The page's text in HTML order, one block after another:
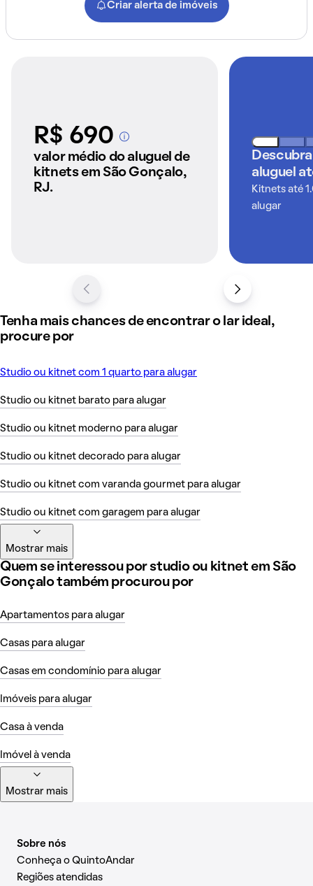
Criar alerta de imóveis
R$ 690A partir dos imóveis
anunciados pelo
QuintoAndar
valor médio do aluguel de
kitnets em São Gonçalo,
RJ.
aluguel
Kitnets até
alugar
Tenha mais chances de encontrar o lar ideal,
procure por
Studio ou kitnet com 1 quarto para alugar
Studio ou kitnet barato para alugar
Studio ou kitnet moderno para alugar
Studio ou kitnet decorado para alugar
Studio ou kitnet com varanda gourmet para alugar
Studio ou kitnet com garagem para alugar
Mostrar mais
Quem se interessou por studio ou kitnet em São
Gonçalo também procurou por
Apartamentos para alugar
Casas para alugar
Casas em condomínio para alugar
Imóveis para alugar
Casa à venda
Imóvel à venda
Mostrar mais
Sobre nós
Conheça o QuintoAndar
Regiões atendidas